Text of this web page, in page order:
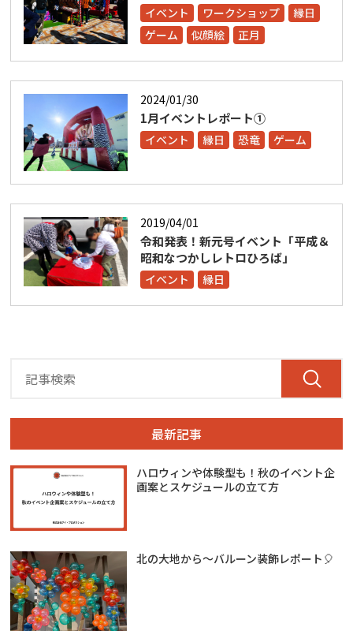
イベント ワークショップ
縁日
ゲーム
似顔絵 正月
2024/01/30
1月イベントレポート①
イベント 縁日 恐竜 ゲーム
2019/04/01
令和発表！新元号イベント「平成＆
昭和なつかしレトロひろば」
イベント 縁日
最新記事
ハロウィンや体験型も！秋のイベント企
画案とスケジュールの立て方
北の大地から～バルーン装飾レポート🎈